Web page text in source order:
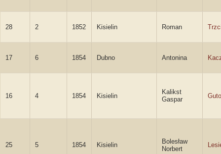
28 2 1852 Kisielin Roman
17 6 1854 Dubno Antonina
16 4 1854 Kisielin
Kalikst
Gaspar
25 5 1854 Kisielin
Bolesław
Norbert